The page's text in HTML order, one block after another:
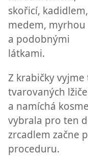
skořicí, kadidlem,
medem, myrhou
a podobnými
látkami.
Z krabičky
tvarovaných
a namíchá
vybrala pro ten
zrcadlem začne
proceduru.